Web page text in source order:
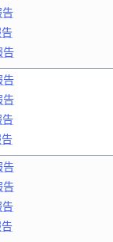
告
告
告
告
告
告
告
告